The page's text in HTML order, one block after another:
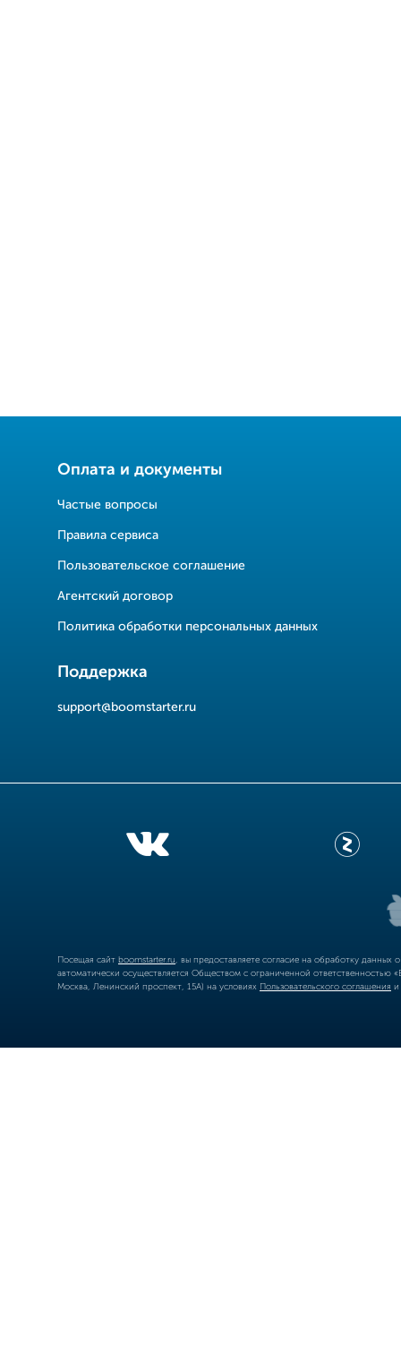
Оплата и документы
Частые вопросы
Правила сервиса
Пользовательское соглашение
Агентский договор
Политика обработки персональных данных
Поддержка
support@boomstarter.ru
Посещая сайт boomstarter.ru , вы предоставляете согласие на обработку
автоматически осуществляется Обществом с ограниченной
Москва, Ленинский проспект, 15А) на условиях Пользовательского соглашения и